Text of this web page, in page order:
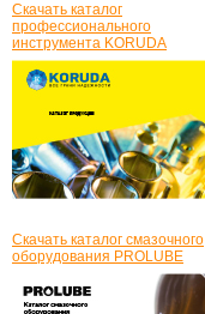
Скачать каталог
профессионального
инструмента KORUDA
Скачать каталог смазочного
оборудования PROLUBE